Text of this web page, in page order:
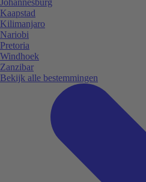
Kaapstad
Kilimanjaro
Nariobi
Pretoria
Windhoek
Zanzibar
Bekijk alle bestemmingen